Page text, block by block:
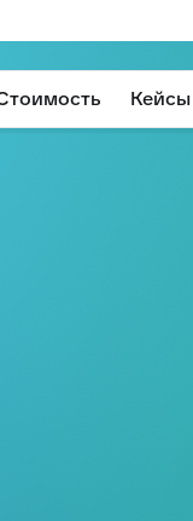
Кейсы